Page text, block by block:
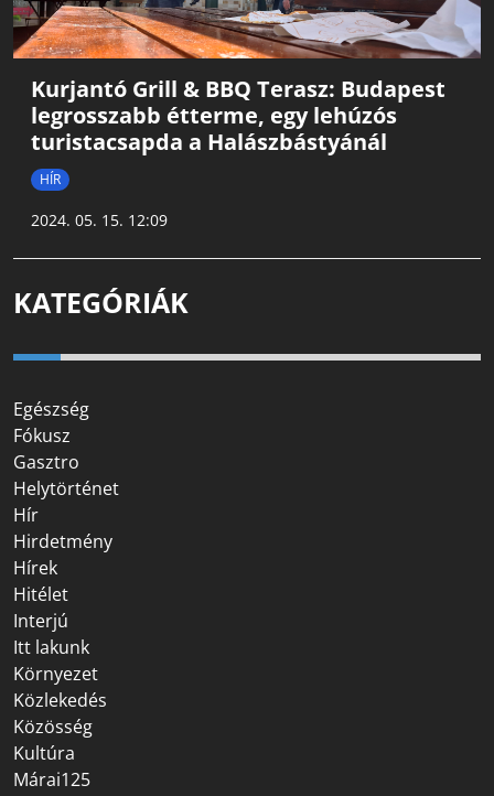
Kurjantó Grill & BBQ Terasz: Budapest
legrosszabb étterme, egy lehúzós
turistacsapda a Halászbástyánál
HÍR
2024. 05. 15. 12:09
KATEGÓRIÁK
Egészség
Fókusz
Gasztro
Helytörténet
Hír
Hirdetmény
Hírek
Hitélet
Interjú
Itt lakunk
Környezet
Közlekedés
Közösség
Kultúra
Márai125